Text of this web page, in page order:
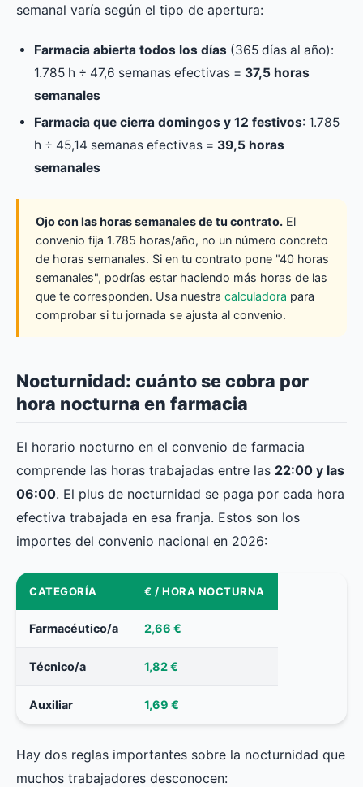
semanal varía según el tipo de apertura:
Farmacia abierta todos los días (365 días al año):
1.785 h ÷ 47,6 semanas efectivas = 37,5 horas
semanales
Farmacia que cierra domingos y 12 festivos: 1.785
h ÷ 45,14 semanas efectivas = 39,5 horas
semanales
Ojo con las horas semanales de tu contrato. El
convenio fija 1.785 horas/año, no un número concreto
de horas semanales. Si en tu contrato pone "40 horas
semanales", podrías estar haciendo más horas de las
que te corresponden. Usa nuestra calculadora para
comprobar si tu jornada se ajusta al convenio.
Nocturnidad: cuánto se cobra por
hora nocturna en farmacia
El horario nocturno en el convenio de farmacia
comprende las horas trabajadas entre las 22:00 y las
06:00. El plus de nocturnidad se paga por cada hora
efectiva trabajada en esa franja. Estos son los
importes del convenio nacional en 2026:
CATEGORÍA € / HORA NOCTURNA
Farmacéutico/a 2,66 €
Técnico/a 1,82 €
Auxiliar 1,69 €
Hay dos reglas importantes sobre la nocturnidad que
muchos trabajadores desconocen: